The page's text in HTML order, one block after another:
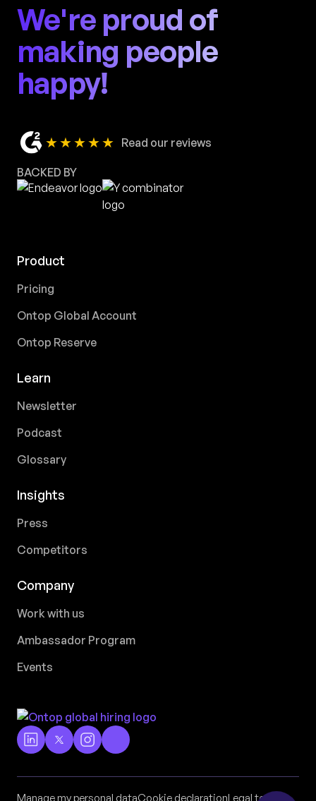
We're proud of
making people
happy!
★★★★★ Read our reviews
BACKED BY
Product
Pricing
Ontop Global Account
Ontop Reserve
Learn
Newsletter
Podcast
Glossary
Insights
Press
Competitors
Company
Work with us
Ambassador Program
Events
Manage my personal dataCookie declarationLegal terms